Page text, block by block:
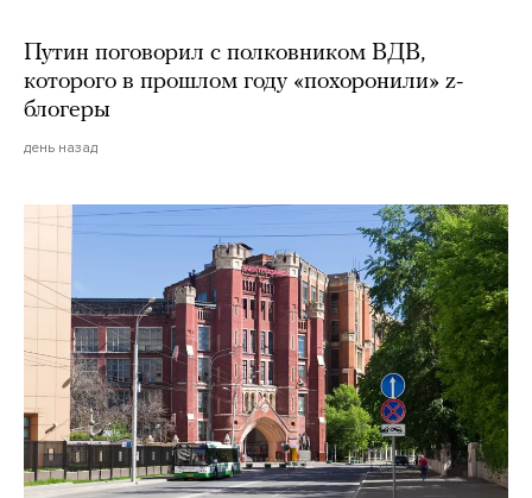
Путин поговорил с полковником ВДВ,
которого в прошлом году «похоронили» z-
блогеры
день назад